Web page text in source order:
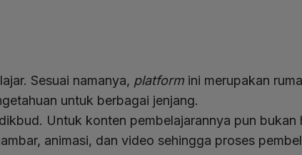
Sesuai namanya, platform ini merupakan
untuk berbagai jenjang.
Untuk konten pembelajarannya pun bukan
animasi, dan video sehingga proses